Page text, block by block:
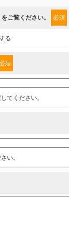
人情報保護方針に則
願い申し上げます。
桜木町1-1
に関するご案内
）するセミナーなど
ご覧ください。 必須
る
必須
てください。
い。